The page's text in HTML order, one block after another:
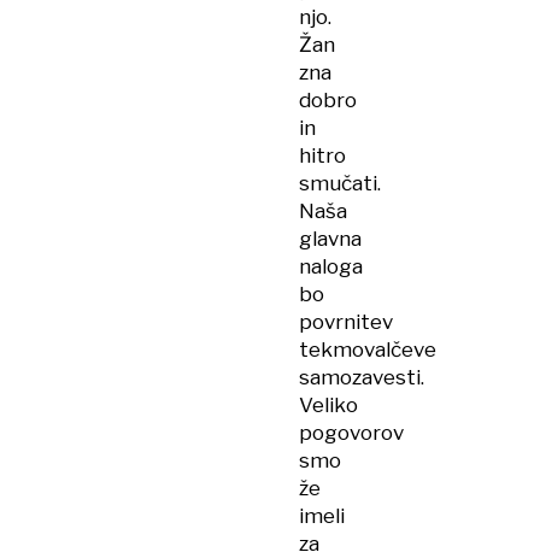
njo.
Žan
zna
dobro
in
hitro
smučati.
Naša
glavna
naloga
bo
povrnitev
tekmovalčeve
samozavesti.
Veliko
pogovorov
smo
že
imeli
za